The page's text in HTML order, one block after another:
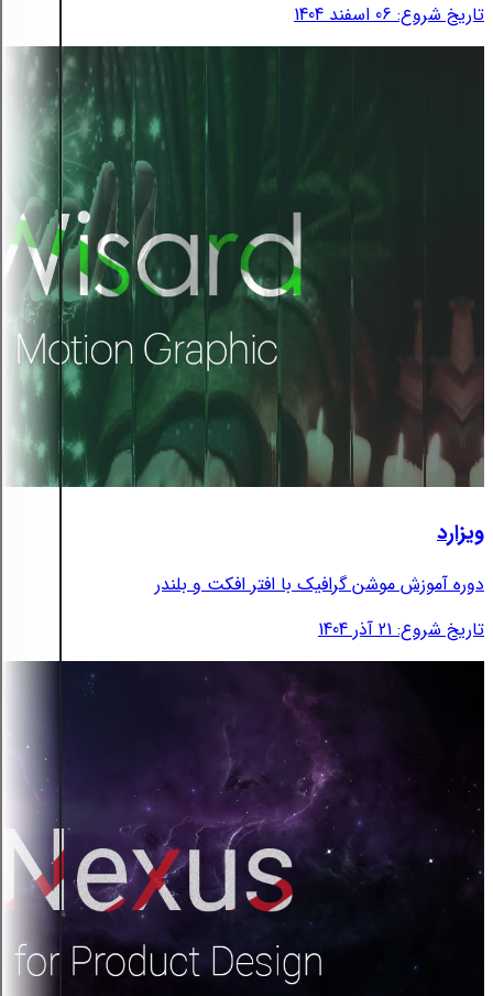
تاریخ شروع: 06 اسفند 1404
ویزارد
دوره آموزش موشن گرافیک با افتر افکت و بلندر
تاریخ شروع: 21 آذر 1404